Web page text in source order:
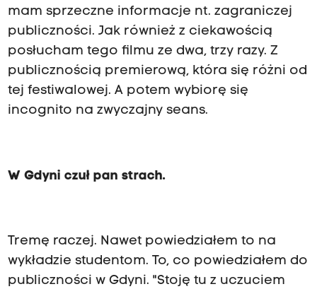
mam sprzeczne informacje nt. zagraniczej
publiczności. Jak również z ciekawością
posłucham tego filmu ze dwa, trzy razy. Z
publicznością premierową, która się różni od
tej festiwalowej. A potem wybiorę się
incognito na zwyczajny seans.
W Gdyni czuł pan strach.
Tremę raczej. Nawet powiedziałem to na
wykładzie studentom. To, co powiedziałem do
publiczności w Gdyni. "Stoję tu z uczuciem